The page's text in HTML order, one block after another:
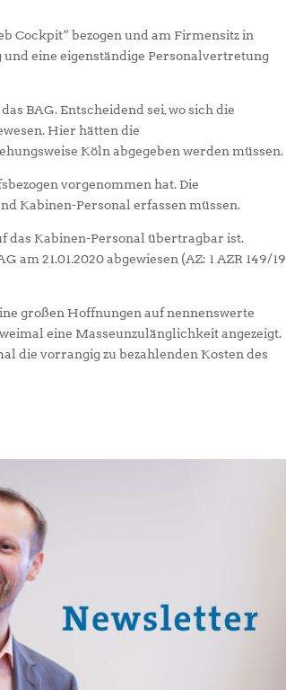
Cockpit“ bezogen und am Firmensitz in
eine eigenständige Personalvertretung
BAG. Entscheidend sei, wo sich die
Hier hätten die
Köln abgegeben werden müssen.
vorgenommen hat. Die
Kabinen-Personal erfassen müssen.
das Kabinen-Personal übertragbar ist.
21.01.2020 abgewiesen (AZ: 1 AZR 149/19
großen Hoffnungen auf nennenswerte
eine Masseunzulänglichkeit angezeigt.
die vorrangig zu bezahlenden Kosten des